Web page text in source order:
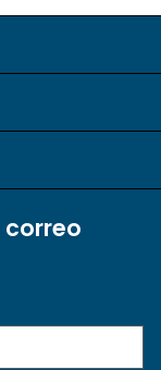
correo